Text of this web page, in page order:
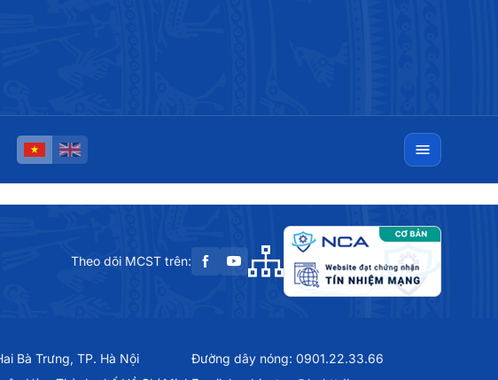
Theo dõi MCST trên:
Bà Trưng, TP. Hà Nội
Đường dây nóng: 0901.22.33.66